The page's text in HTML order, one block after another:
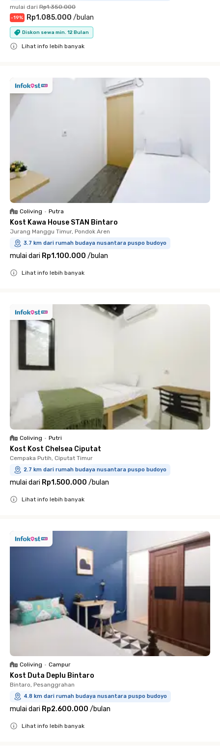
mulai dari Rp1.350.000
-19% Rp1.085.000 /bulan
Diskon sewa min. 12 Bulan
Lihat info lebih banyak
Coliving • Putra
Kost Kawa House STAN Bintaro
Jurang Manggu Timur, Pondok Aren
3.7 km dari rumah budaya nusantara puspo budoyo
mulai dari Rp1.100.000 /bulan
Lihat info lebih banyak
Coliving • Putri
Kost Kost Chelsea Ciputat
Cempaka Putih, Ciputat Timur
2.7 km dari rumah budaya nusantara puspo budoyo
mulai dari Rp1.500.000 /bulan
Lihat info lebih banyak
Coliving • Campur
Kost Duta Deplu Bintaro
Bintaro, Pesanggrahan
4.8 km dari rumah budaya nusantara puspo budoyo
mulai dari Rp2.600.000 /bulan
Lihat info lebih banyak